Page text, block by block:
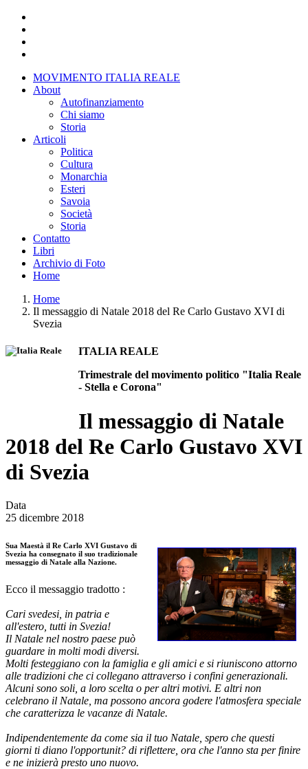
Salta
contenuto
principale
Main
MOVIMENTO ITALIA REALE
About
Autofinanziamento
Chi siamo
Storia
Articoli
Politica
Cultura
Monarchia
Esteri
Savoia
Società
Storia
Contatto
Libri
Archivio di Foto
Home
Home
Il messaggio di Natale 2018 del Re Carlo Gustavo XVI di
Svezia
ITALIA REALE
Trimestrale del movimento politico "Italia Reale
- Stella e Corona"
Il messaggio di Natale
2018 del Re Carlo Gustavo XVI
di Svezia
Data
25 dicembre 2018
Sua Maestà il Re Carlo XVI Gustavo di
Svezia ha consegnato il suo tradizionale
messaggio di Natale alla Nazione.
Ecco il messaggio tradotto :
Cari svedesi, in patria e
all'estero, tutti in Svezia!
Il Natale nel nostro paese può
guardare in molti modi diversi.
Molti festeggiano con la famiglia e gli amici e si riuniscono attorno
alle tradizioni che ci collegano attraverso i confini generazionali.
Alcuni sono soli, a loro scelta o per altri motivi. E altri non
celebrano il Natale, ma possono ancora godere l'atmosfera speciale
che caratterizza le vacanze di Natale.
Indipendentemente da come sia il tuo Natale, spero che questi
giorni ti diano l'opportunit? di riflettere, ora che l'anno sta per finire
e ne inizierà presto uno nuovo.